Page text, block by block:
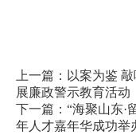
上一篇：以案为鉴
展廉政警示教育活动
下一篇：“海聚山东·
年人才嘉年华成功举